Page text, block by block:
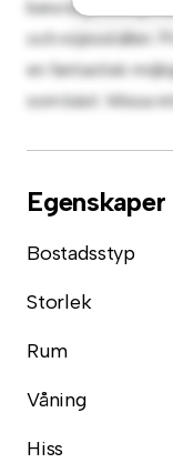
bara några steg
och nöjesställen.
en fantastisk
som bäst. Missa
Egenskaper
Bostadsstyp
Storlek
Rum
Våning
Hiss